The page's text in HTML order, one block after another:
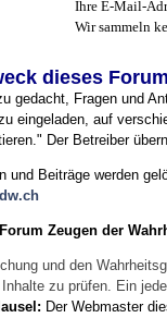
Ihre E-Mail-
Wir sammeln
dieses
gedacht, Fragen und
eingeladen, auf
Der Betreiber
und Beiträge werden
Zeugen der
und den
zu prüfen. Ein
Der Webmaster